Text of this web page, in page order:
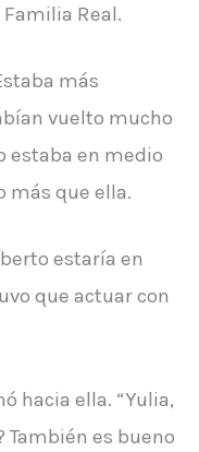
Real.
más
vuelto mucho
estaba en medio
más que ella.
estaría en
que actuar con
hacia ella. “Yulia,
es bueno